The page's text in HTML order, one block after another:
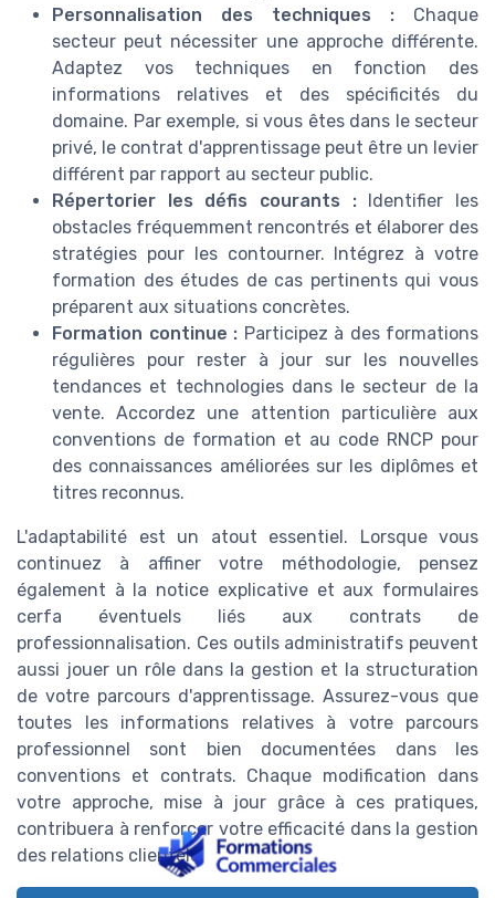
Personnalisation des techniques : Chaque
secteur peut nécessiter une approche différente.
Adaptez vos techniques en fonction des
informations relatives et des spécificités du
domaine. Par exemple, si vous êtes dans le secteur
privé, le contrat d'apprentissage peut être un levier
différent par rapport au secteur public.
Répertorier les défis courants :Identifier les
obstacles fréquemment rencontrés et élaborer des
stratégies pour les contourner. Intégrez à votre
formation des études de cas pertinents qui vous
préparent aux situations concrètes.
Formation continue : Participez à des formations
régulières pour rester à jour sur les nouvelles
tendances et technologies dans le secteur de la
vente. Accordez une attention particulière aux
conventions de formation et au code RNCP pour
des connaissances améliorées sur les diplômes et
titres reconnus.
L'adaptabilité est un atout essentiel. Lorsque vous
continuez à affiner votre méthodologie, pensez
également à la notice explicative et aux formulaires
cerfa éventuels liés aux contrats de
professionnalisation. Ces outils administratifs peuvent
aussi jouer un rôle dans la gestion et la structuration
de votre parcours d'apprentissage. Assurez-vous que
toutes les informations relatives à votre parcours
professionnel sont bien documentées dans les
conventions et contrats. Chaque modification dans
votre approche, mise à jour grâce à ces pratiques,
contribuera à renforcer votre efficacité dans la gestion
des relations clientèle.